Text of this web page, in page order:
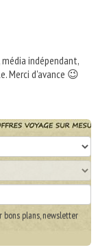
indépendant,
Merci d'avance 😉
bons plans, newsletter